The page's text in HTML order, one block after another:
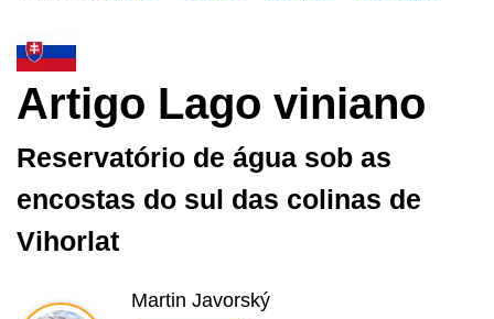
Artigo Lago viniano
Reservatório de água sob as
encostas do sul das colinas de
Vihorlat
Martin Javorský